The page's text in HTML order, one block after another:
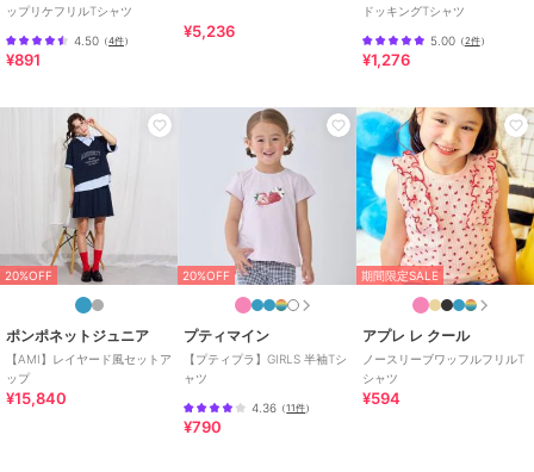
ップリケフリルTシャツ
4.50 （4件）
¥891
¥5,236
ドッキングTシャツ
5.00（2件）
¥1,276
20%OFF
ポンポネットジュニア
【AMI】レイヤード風セットア
ップ
¥15,840
20%OFF
プティマイン
【プティプラ】GIRLS 半袖Tシ
ャツ
4.36 （11件）
¥790
期間限定SALE
アプレ レ クール
ノースリーブワッフルフリルT
シャツ
¥594